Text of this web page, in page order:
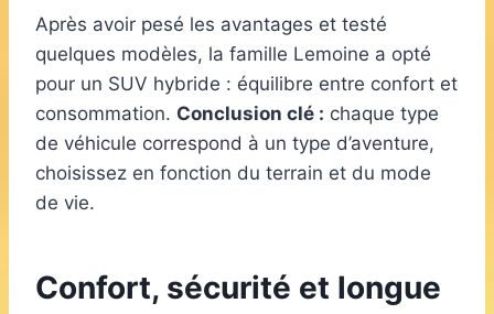
Après avoir pesé les avantages et testé
quelques modèles, la famille Lemoine a opté
pour un SUV hybride : équilibre entre confort et
consommation. Conclusion clé : chaque type
de véhicule correspond à un type d’aventure,
choisissez en fonction du terrain et du mode
de vie.
Confort, sécurité et longue